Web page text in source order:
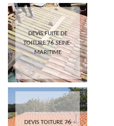
DEVIS FUITE DE
TOITURE 76 SEINE-
MARITIME
DEVIS TOITURE 76